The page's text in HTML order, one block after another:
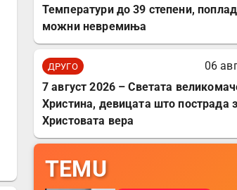
Температури до 39 степени,
можни невремиња
ДРУГО
06
7 август 2026 – Светата
Христина, девицата што пострада
Христовата вера
TEMU